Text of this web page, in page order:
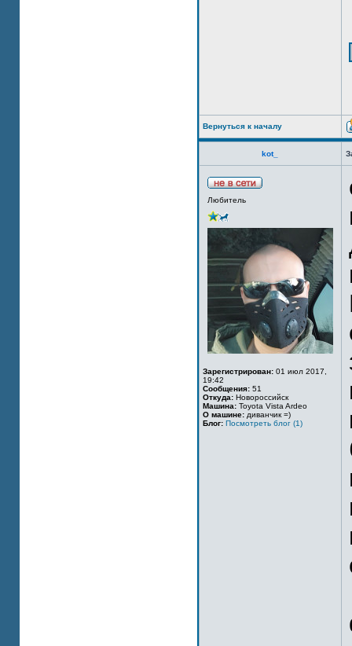
Вернуться к началу
kot_
Любитель
Зарегистрирован: 01 июл 2017,
19:42
Сообщения: 51
Откуда: Новороссийск
Машина: Toyota Vista Ardeo
О машине: диванчик =)
Блог: Посмотреть блог (1)